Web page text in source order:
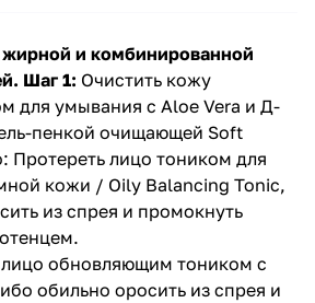
жирной и комбинированной
Шаг 1: Очистить кожу
для умывания с Aloe Vera и Д-
пенкой очищающей Soft
Протереть лицо тоником для
кожи / Oily Balancing Tonic,
из спрея и промокнуть
обновляющим тоником с
обильно оросить из спрея и